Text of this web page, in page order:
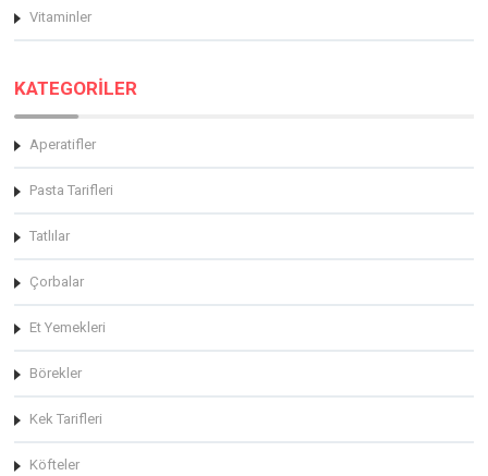
Vitaminler
KATEGORİLER
Aperatifler
Pasta Tarifleri
Tatlılar
Çorbalar
Et Yemekleri
Börekler
Kek Tarifleri
Köfteler